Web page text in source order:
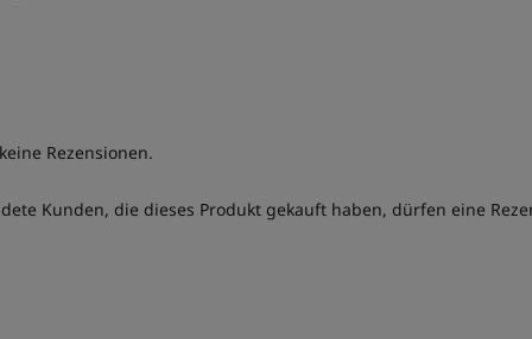
Rezensionen.
Kunden, die dieses Produkt gekauft haben, dürfen eine